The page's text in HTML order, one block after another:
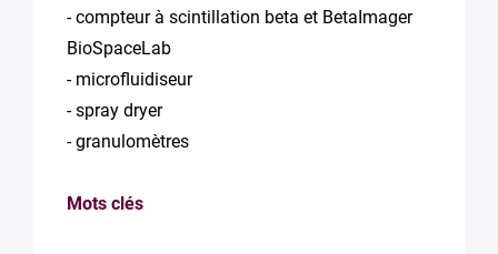
- compteur à scintillation beta et BetaImager
BioSpaceLab
- microfluidiseur
- spray dryer
- granulomètres
Mots clés